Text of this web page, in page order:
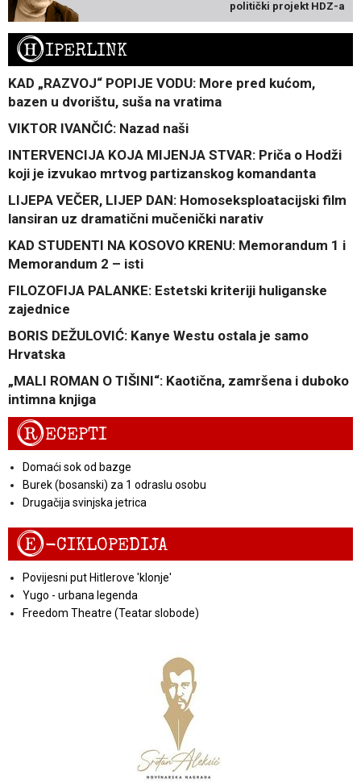
politički projekt HDZ-a
HIPERLINK
KAD „RAZVOJ“ POPIJE VODU: More pred kućom,
bazen u dvorištu, suša na vratima
VIKTOR IVANČIĆ: Nazad naši
INTERVENCIJA KOJA MIJENJA STVAR: Priča o Hodži
koji je izvukao mrtvog partizanskog komandanta
LIJEPA VEČER, LIJEP DAN: Homoseksploatacijski film
lansiran uz dramatični mučenički narativ
KAD STUDENTI NA KOSOVO KRENU: Memorandum 1 i
Memorandum 2 – isti
FILOZOFIJA PALANKE: Estetski kriteriji huliganske
zajednice
BORIS DEŽULOVIĆ: Kanye Westu ostala je samo
Hrvatska
„MALI ROMAN O TIŠINI“: Kaotična, zamršena i duboko
intimna knjiga
RECEPTI
Domaći sok od bazge
Burek (bosanski) za 1 odraslu osobu
Drugačija svinjska jetrica
E-CIKLOPEDIJA
Povijesni put Hitlerove 'klonje'
Yugo - urbana legenda
Freedom Theatre (Teatar slobode)